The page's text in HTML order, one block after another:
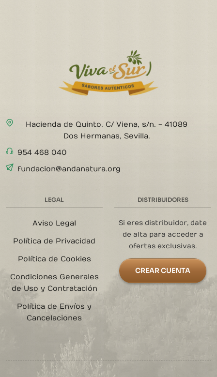
Hacienda de Quinto. C/ Viena, s/n. - 41089
Dos Hermanas, Sevilla.
954 468 040
fundacion@andanatura.org
LEGAL
Aviso Legal
Política de Privacidad
Política de Cookies
Condiciones Generales
de Uso y Contratación
Política de Envíos y
Cancelaciones
DISTRIBUIDORES
Si eres distribuidor, date
de alta para acceder a
ofertas exclusivas.
CREAR CUENTA